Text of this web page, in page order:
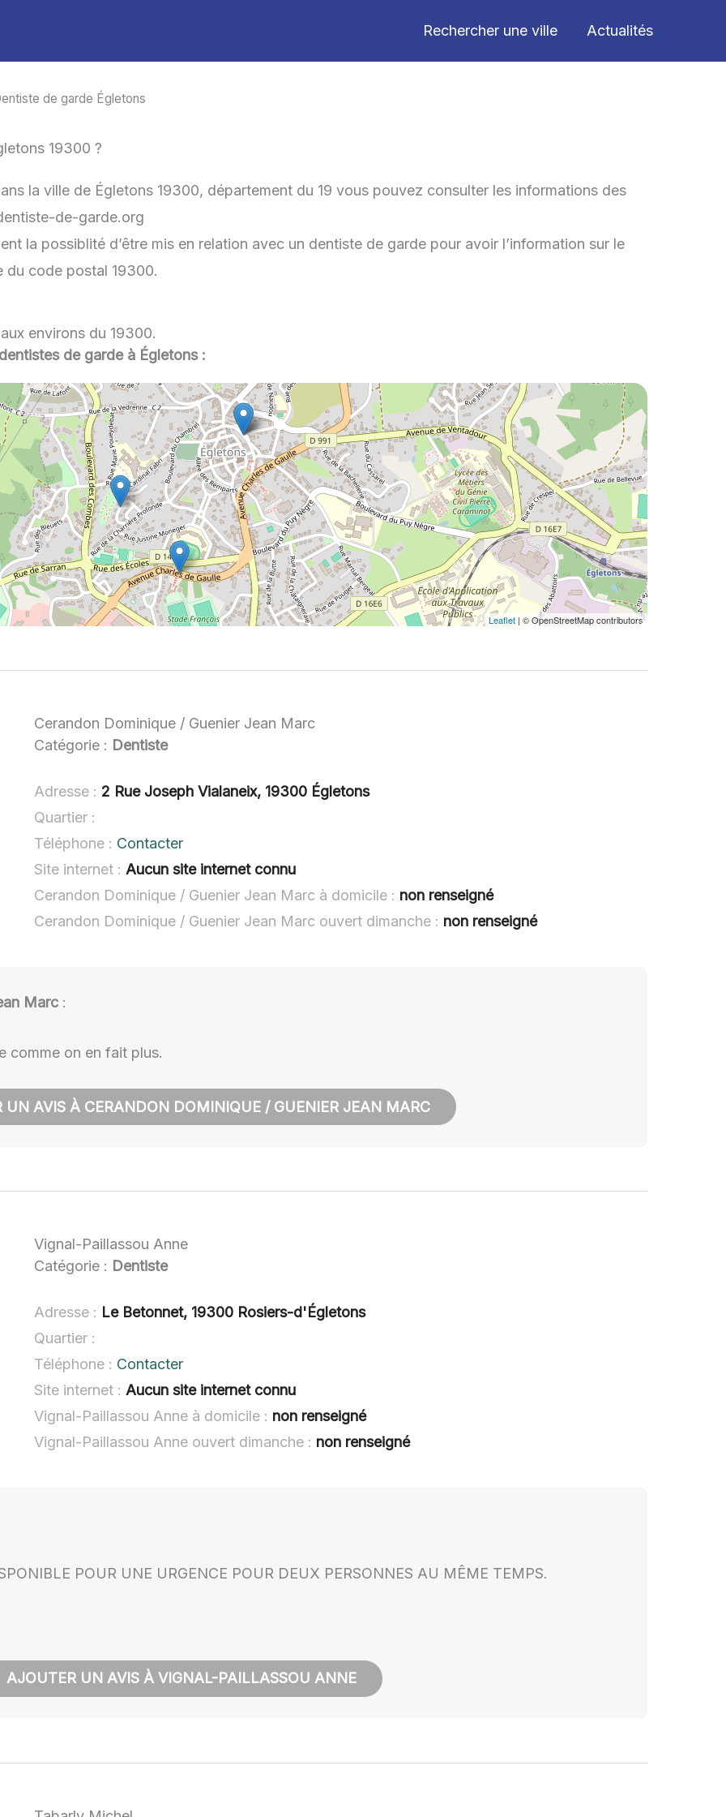
Rechercher une ville Actualités
de garde Égletons
19300 ?
la ville de Égletons 19300, département du 19 vous pouvez consulter les informations des
de-garde.org
la possiblité d’être mis en relation avec un dentiste de garde pour avoir l’information sur le
du code postal 19300.
environs du 19300.
de garde à Égletons :
Leaflet | © OpenStreetMap contributors
Cerandon Dominique / Guenier Jean Marc
Catégorie : Dentiste
Adresse : 2 Rue Joseph Vialaneix, 19300 Égletons
Quartier :
Téléphone : Contacter
Site internet : Aucun site internet connu
Cerandon Dominique / Guenier Jean Marc à domicile : non renseigné
Cerandon Dominique / Guenier Jean Marc ouvert dimanche : non renseigné
Marc :
comme on en fait plus.
UN AVIS À CERANDON DOMINIQUE / GUENIER JEAN MARC
Vignal-Paillassou Anne
Catégorie : Dentiste
Adresse : Le Betonnet, 19300 Rosiers-d'Égletons
Quartier :
Téléphone : Contacter
Site internet : Aucun site internet connu
Vignal-Paillassou Anne à domicile : non renseigné
Vignal-Paillassou Anne ouvert dimanche : non renseigné
POUR UNE URGENCE POUR DEUX PERSONNES AU MÊME TEMPS.
AJOUTER UN AVIS À VIGNAL-PAILLASSOU ANNE